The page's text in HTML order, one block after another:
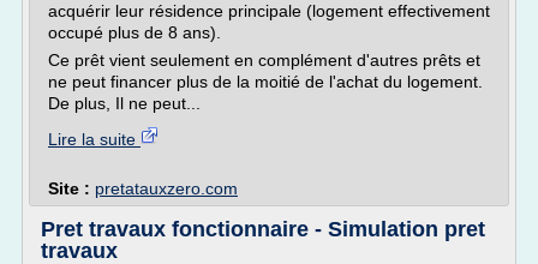
acquérir leur résidence principale (logement effectivement
occupé plus de 8 ans).
Ce prêt vient seulement en complément d'autres prêts et
ne peut financer plus de la moitié de l'achat du logement.
De plus, Il ne peut...
Lire la suite
Site : pretatauxzero.com
Pret travaux fonctionnaire - Simulation pret
travaux